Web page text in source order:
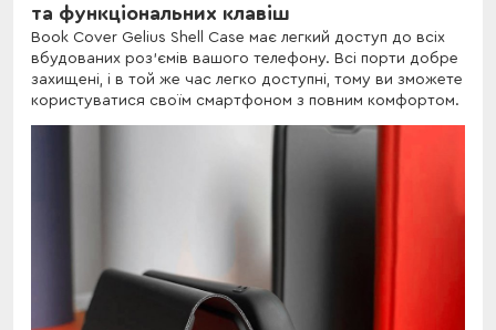
та функціональних клавіш
Book Cover Gelius Shell Case має легкий доступ до всіх
вбудованих роз'ємів вашого телефону. Всі порти добре
захищені, і в той же час легко доступні, тому ви зможете
користуватися своїм смартфоном з повним комфортом.